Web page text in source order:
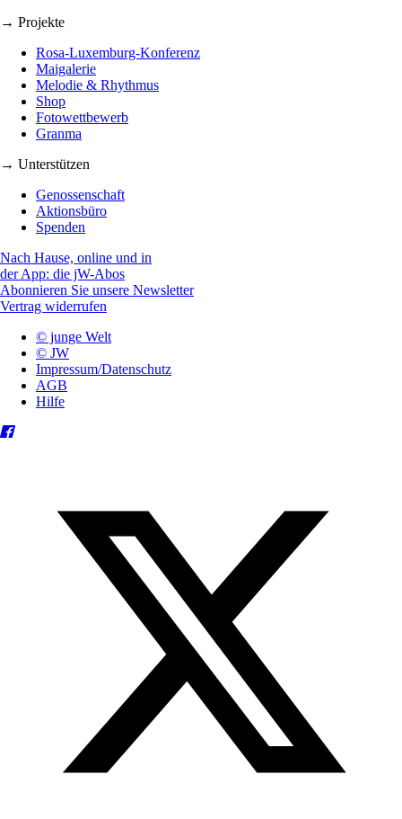
→ Projekte
Rosa-Luxemburg-Konferenz
Maigalerie
Melodie & Rhythmus
Shop
Fotowettbewerb
Granma
→ Unterstützen
Genossenschaft
Aktionsbüro
Spenden
Nach Hause, online und in
der App: die jW-Abos
Abonnieren Sie unsere Newsletter
Vertrag widerrufen
© junge Welt
© JW
Impressum/Datenschutz
AGB
Hilfe